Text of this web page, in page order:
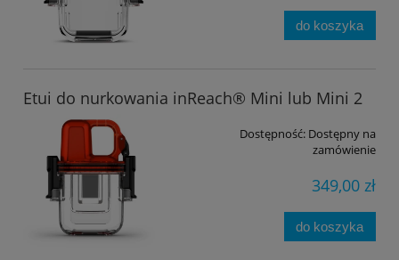
do koszyka
Etui do nurkowania inReach® Mini lub Mini 2
Dostępność: Dostępny na
zamówienie
349,00 zł
do koszyka